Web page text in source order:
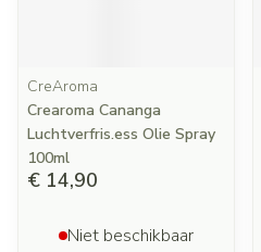
CreAroma
Crearoma Cananga
Luchtverfris.ess Olie Spray
100ml
€ 14,90
Niet beschikbaar